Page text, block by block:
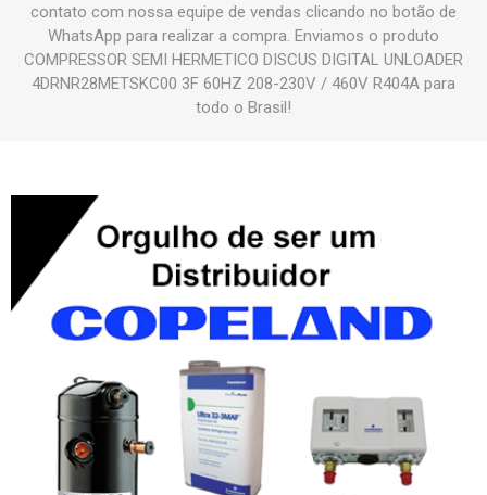
contato com nossa equipe de vendas clicando no botão de
WhatsApp para realizar a compra. Enviamos o produto
COMPRESSOR SEMI HERMETICO DISCUS DIGITAL UNLOADER
4DRNR28METSKC00 3F 60HZ 208-230V / 460V R404A para
todo o Brasil!